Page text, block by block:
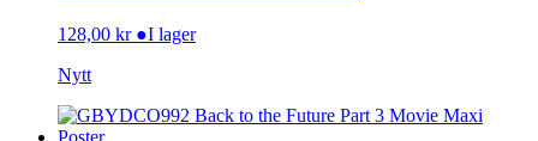
128,00 kr ●I lager
Nytt